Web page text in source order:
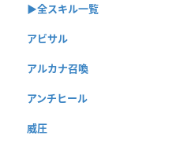
▶︎全スキル一覧
アビサル
アルカナ召喚
アンチヒール
威圧